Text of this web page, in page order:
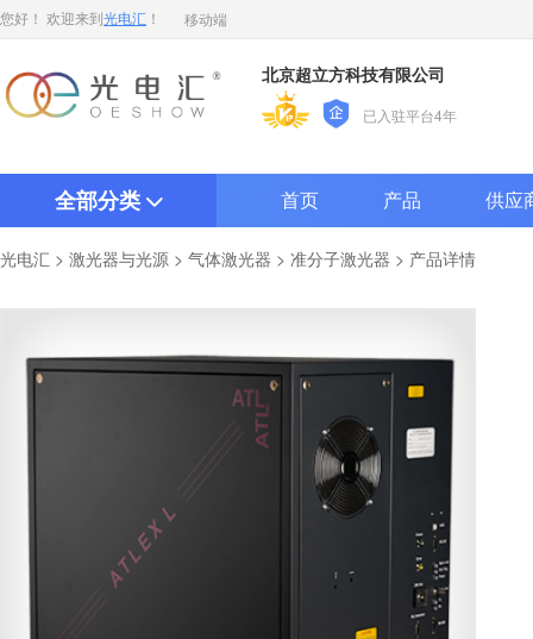
您好！ 欢迎来到 光电汇 ！ 移动端
北京超立方科技有限公司
已入驻平台4年
全部分类 首页 产品 供应
光电汇 > 激光器与光源 > 气体激光器 > 准分子激光器 > 产品详情